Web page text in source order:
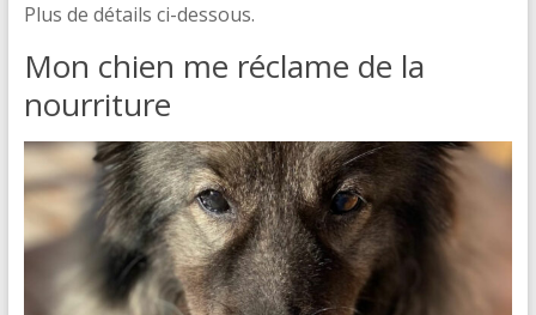
Plus de détails ci-dessous.
Mon chien me réclame de la
nourriture